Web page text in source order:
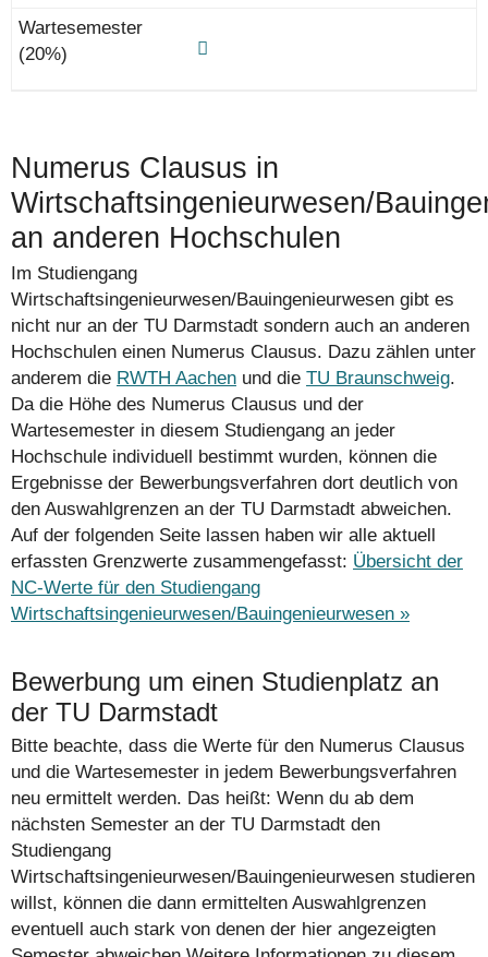
Numerus Clausus in
Wirtschaftsingenieurwesen/
an anderen Hochschulen
Im Studiengang
Wirtschaftsingenieurwesen/Bauingenieurwesen gibt es
nicht nur an der TU Darmstadt sondern auch an anderen
Hochschulen einen Numerus Clausus. Dazu zählen unter
anderem die RWTH Aachen und die TU Braunschweig.
Da die Höhe des Numerus Clausus und der
Wartesemester in diesem Studiengang an jeder
Hochschule individuell bestimmt wurden, können die
Ergebnisse der Bewerbungs­verfahren dort deutlich von
den Auswahlgrenzen an der TU Darmstadt abweichen.
Auf der folgenden Seite lassen haben wir alle aktuell
erfassten Grenzwerte zusammengefasst: Übersicht der
NC-Werte für den Studiengang
Wirtschaftsingenieurwesen/Bauingenieurwesen »
Bewerbung um einen Studienplatz an
der TU Darmstadt
Bitte beachte, dass die Werte für den Numerus Clausus
und die Wartesemester in jedem Bewerbungsverfahren
neu ermittelt werden. Das heißt: Wenn du ab dem
nächsten Semester an der TU Darmstadt den
Studiengang
Wirtschaftsingenieurwesen/Bauingenieurwesen studieren
willst, können die dann ermittelten Auswahlgrenzen
eventuell auch stark von denen der hier angezeigten